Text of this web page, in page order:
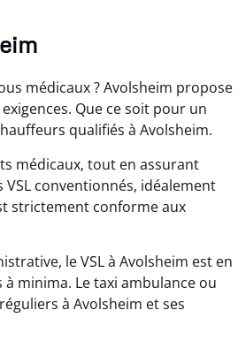
médicaux ? Avolsheim propose
Que ce soit pour un
qualifiés à Avolsheim.
médicaux, tout en assurant
conventionnés, idéalement
strictement conforme aux
le VSL à Avolsheim est en
minima. Le taxi ambulance ou
à Avolsheim et ses